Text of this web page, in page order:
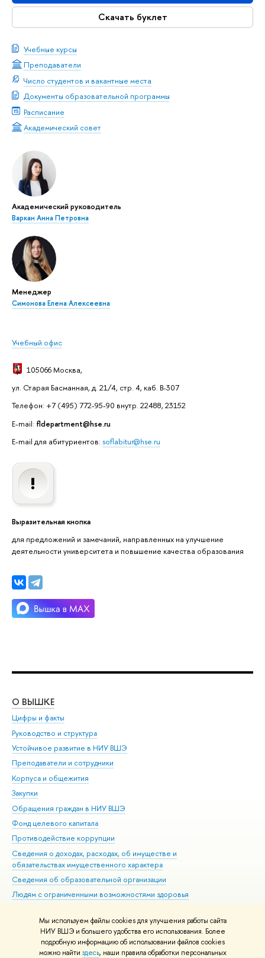
Мы используем файлы cookies для улучшения работы сайта
НИУ ВШЭ и большего удобства его использования. Более
подробную информацию об использовании файлов cookies
можно найти здесь, наши правила обработки персональных
Скачать буклет
Учебные курсы
Преподаватели
Число студентов и вакантные места
Документы образовательной программы
Расписание
Академический совет
Академический руководитель
Варкан Анна Петровна
Менеджер
Симонова Елена Алексеевна
Учебный офис
105066 Москва,
ул. Старая Басманная, д. 21/4, стр. 4, каб. В-307
Телефон: +7 (495) 772-95-90 внутр. 22488, 23152
E-mail: fldepartment@hse.ru
E-mail для абитуриентов: soflabitur@hse.ru
Выразительная кнопка
для предложений и замечаний, направленных на улучшение
деятельности университета и повышение качества образования
О ВЫШКЕ
Цифры и факты
Руководство и структура
Устойчивое развитие в НИУ ВШЭ
Преподаватели и сотрудники
Корпуса и общежития
Закупки
Обращения граждан в НИУ ВШЭ
Фонд целевого капитала
Противодействие коррупции
Сведения о доходах, расходах, об имуществе и
обязательствах имущественного характера
Сведения об образовательной организации
Людям с ограниченными возможностями здоровья
Работа в Вышке